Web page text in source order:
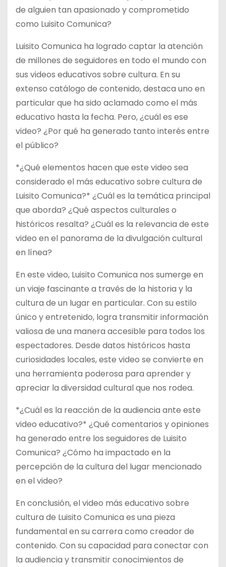
de alguien tan apasionado y comprometido
como Luisito Comunica?
Luisito Comunica ha logrado captar la atención
de millones de seguidores en todo el mundo con
sus videos educativos sobre cultura. En su
extenso catálogo de contenido, destaca uno en
particular que ha sido aclamado como el más
educativo hasta la fecha. Pero, ¿cuál es ese
video? ¿Por qué ha generado tanto interés entre
el público?
*¿Qué elementos hacen que este video sea
considerado el más educativo sobre cultura de
Luisito Comunica?* ¿Cuál es la temática principal
que aborda? ¿Qué aspectos culturales o
históricos resalta? ¿Cuál es la relevancia de este
video en el panorama de la divulgación cultural
en línea?
En este video, Luisito Comunica nos sumerge en
un viaje fascinante a través de la historia y la
cultura de un lugar en particular. Con su estilo
único y entretenido, logra transmitir información
valiosa de una manera accesible para todos los
espectadores. Desde datos históricos hasta
curiosidades locales, este video se convierte en
una herramienta poderosa para aprender y
apreciar la diversidad cultural que nos rodea.
*¿Cuál es la reacción de la audiencia ante este
video educativo?* ¿Qué comentarios y opiniones
ha generado entre los seguidores de Luisito
Comunica? ¿Cómo ha impactado en la
percepción de la cultura del lugar mencionado
en el video?
En conclusión, el video más educativo sobre
cultura de Luisito Comunica es una pieza
fundamental en su carrera como creador de
contenido. Con su capacidad para conectar con
la audiencia y transmitir conocimientos de